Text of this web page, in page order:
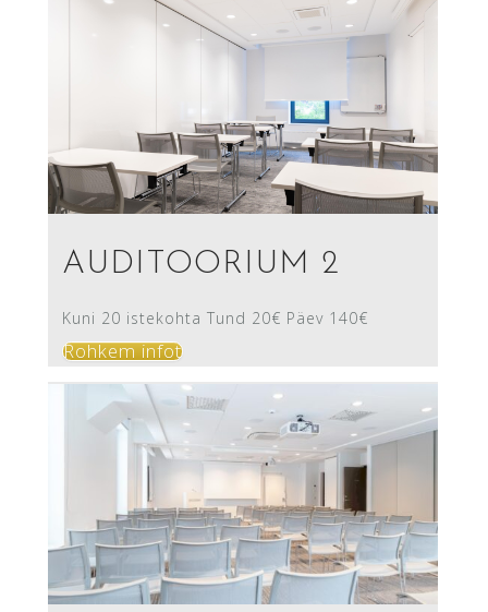
AUDITOORIUM 2
Kuni 20 istekohta Tund 20€ Päev 140€
Rohkem infot